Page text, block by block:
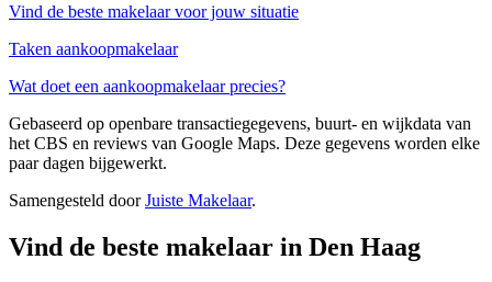
Vind de beste makelaar voor jouw situatie
Taken aankoopmakelaar
Wat doet een aankoopmakelaar precies?
Gebaseerd op openbare transactiegegevens, buurt- en wijkdata van
het CBS en reviews van Google Maps. Deze gegevens worden elke
paar dagen bijgewerkt.
Samengesteld doorJuiste Makelaar.
Vind de beste makelaar in Den Haag